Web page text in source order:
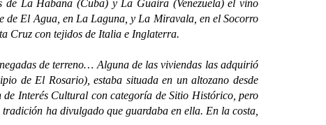
La Habana (Cuba) y La Guaira (Venezuela) el vino
de El Agua, en La Laguna, y La Miravala, en el Socorro
Cruz con tejidos de Italia e Inglaterra.
de terreno… Alguna de las viviendas las adquirió
de El Rosario), estaba situada en un altozano desde
de Interés Cultural con categoría de Sitio Histórico, pero
ha divulgado que guardaba en ella. En la costa,